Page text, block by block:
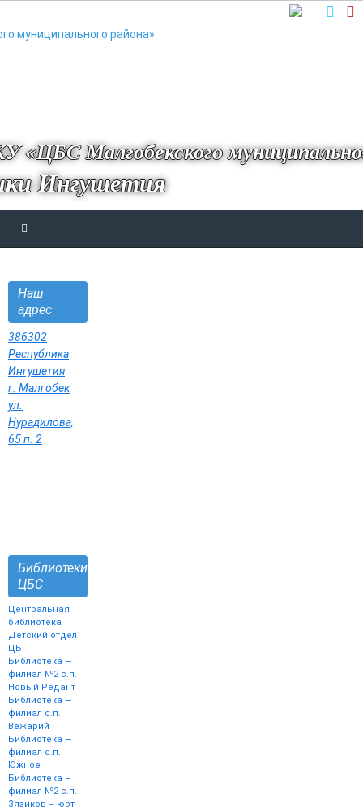
«ЦБС Малгобекского
Ингушетия
Наш
адрес
386302
Республика
Ингушетия
г. Малгобек
ул.
Нурадилова,
65 п. 2
Библиотеки
ЦБС
Центральная
библиотека
Детский отдел
ЦБ
Библиотека —
филиал №2 с.п.
Новый Редант
Библиотека —
филиал с.п.
Вежарий
Библиотека —
филиал с.п.
Южное
Библиотека –
филиал №2 с.п.
Зязиков – юрт